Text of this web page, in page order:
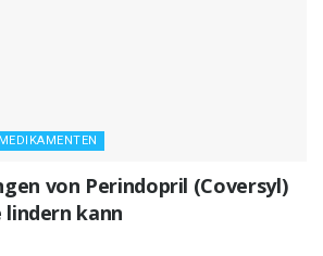
von Perindopril (Coversyl)
lindern kann